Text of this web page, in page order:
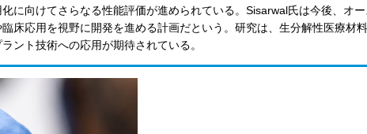
に向けてさらなる性能評価が進められている。Sisarwal氏は今後、オ
床応用を視野に開発を進める計画だという。研究は、生分解性医療材
ント技術への応用が期待されている。